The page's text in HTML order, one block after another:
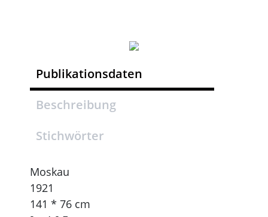
Publikationsdaten
Beschreibung
Stichwörter
Moskau
1921
141 * 76 cm